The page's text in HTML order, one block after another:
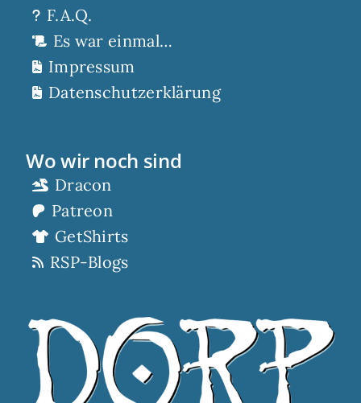
F.A.Q.
Es war einmal…
Impressum
Datenschutzerklärung
Wo wir noch sind
Dracon
Patreon
GetShirts
RSP-Blogs